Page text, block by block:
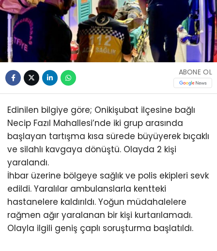
ABONE OL
Edinilen bilgiye göre; Onikişubat ilçesine bağlı
Necip Fazıl Mahallesi’nde iki grup arasında
başlayan tartışma kısa sürede büyüyerek bıçaklı
ve silahlı kavgaya dönüştü. Olayda 2 kişi
yaralandı.
İhbar üzerine bölgeye sağlık ve polis ekipleri sevk
edildi. Yaralılar ambulanslarla kentteki
hastanelere kaldırıldı. Yoğun müdahalelere
rağmen ağır yaralanan bir kişi kurtarılamadı.
Olayla ilgili geniş çaplı soruşturma başlatıldı.